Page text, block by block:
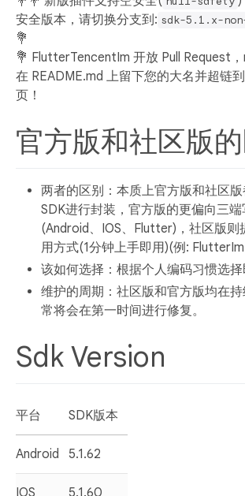
安全版本，请切换分支到: sdk-5.1.x-
💐
💐 FlutterTencentIm 开放 Pull Request
在 README.md 上留下您的大名并超链
页！
官方版和社区版的
两者的区别：本质上官方版和社区
SDK进行封装，官方版的更偏向三
(Android、IOS、Flutter)，社区版则
用方式(1分钟上手即用)(例:
该如何选择：根据个人编码习惯选择
维护的周期：社区版和官方版均在
常将会在第一时间进行修复。
Sdk Version
平台 SDK版本
Android 5.1.62
IOS 5.1.60